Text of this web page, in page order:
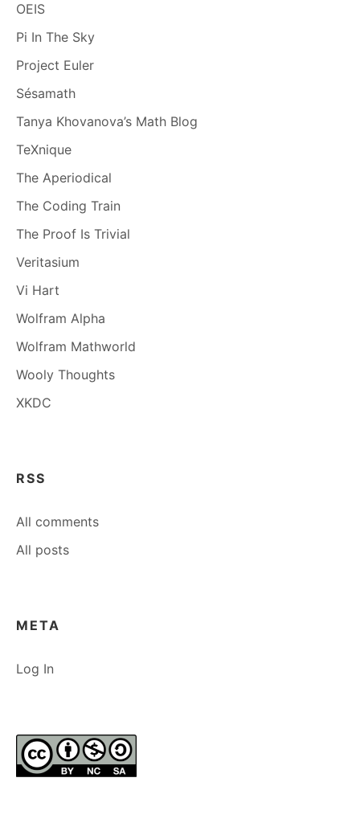
OEIS
Pi In The Sky
Project Euler
Sésamath
Tanya Khovanova’s Math Blog
TeXnique
The Aperiodical
The Coding Train
The Proof Is Trivial
Veritasium
Vi Hart
Wolfram Alpha
Wolfram Mathworld
Wooly Thoughts
XKDC
RSS
All comments
All posts
META
Log In